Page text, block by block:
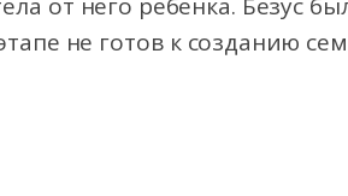
не готов к созданию